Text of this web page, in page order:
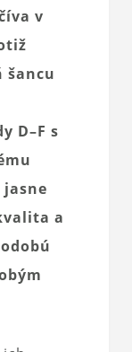
v
šancu
D–F s
a